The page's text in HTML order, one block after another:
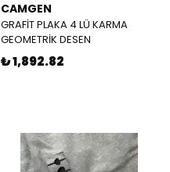
CAMGEN
GRAFİT PLAKA 4 LÜ KARMA
GEOMETRİK DESEN
₺ 1,892.82